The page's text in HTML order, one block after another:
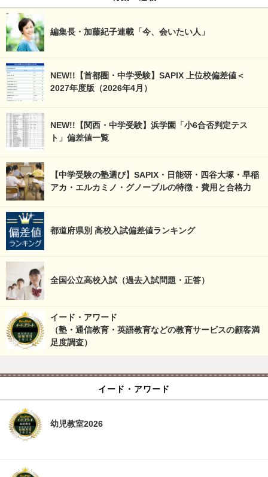
編集長・加藤紀子連載「今、会いたい人」
NEW!!【首都圏・中学受験】SAPIX 上位校偏差値＜
2027年度版（2026年4月）
NEW!!【関西・中学受験】浜学園「小6合否判定テス
ト」偏差値一覧
【中学受験の塾選び】SAPIX・日能研・四谷大塚・早稲
アカ・エルカミノ・グノーブルの特徴・費用と合格力
都道府県別 高校入試偏差値ランキング
全国公立高校入試（過去入試問題・正答）
イード・アワード
（塾・通信教育・英語教育などの教育サービスの顧客満
足度調査）
イード・アワード
幼児教室2026